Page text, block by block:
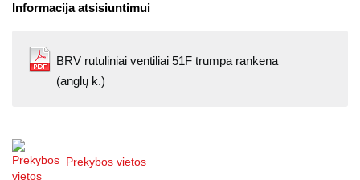
Informacija atsisiuntimui
BRV rutuliniai ventiliai 51F trumpa rankena
(anglų k.)
Prekybos vietos